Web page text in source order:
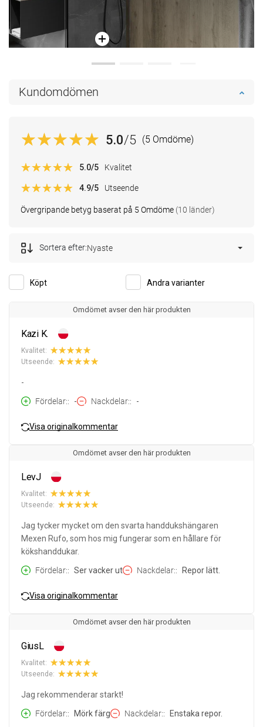
Kundomdömen
5.0/5 (5 Omdöme)
Övergripande betyg baserat på 5 Omdöme (10 länder)
5.0/5 Kvalitet
4.9/5 Utseende
Köpt Andra varianter
Sortera efter:Nyaste
Omdömet avser den här produkten
Kazi K.
Kvalitet:
Utseende:
-
Fördelar:
- Nackdelar: -
Visa originalkommentar
Omdömet avser den här produkten
LevJ
Kvalitet:
Utseende:
Jag tycker mycket om den svarta handdukshängaren
Mexen Rufo, som hos mig fungerar som en hållare för
kökshanddukar.
Fördelar:
Ser vacker ut Nackdelar: Repor lätt.
Visa originalkommentar
Omdömet avser den här produkten
GiusL
Kvalitet:
Utseende:
Jag rekommenderar starkt!
Fördelar:
Mörk färg Nackdelar: Enstaka repor.